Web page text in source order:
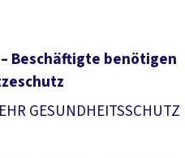
Beschäftigte benötigen
GESUNDHEITSSCHUTZ